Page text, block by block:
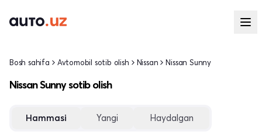
Bosh sahifa Avtomobil sotib olish Nissan Nissan Sunny
Nissan Sunny sotib olish
Hammasi Yangi Haydalgan